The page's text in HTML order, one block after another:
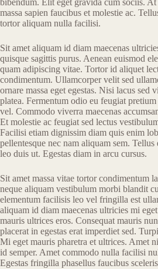
bibendum. Elit eget gravida cum sociis.
massa sapien faucibus et molestie ac.
tortor aliquam nulla facilisi.
Sit amet aliquam id diam maecenas
quisque sagittis purus. Aenean euismod
quam adipiscing vitae. Tortor id aliquet
condimentum. Ullamcorper velit sed
ornare massa eget egestas. Nisi lacus sed
platea. Fermentum odio eu feugiat
vel. Commodo viverra maecenas
Et molestie ac feugiat sed lectus
Facilisi etiam dignissim diam quis enim
pellentesque nec nam aliquam sem.
leo duis ut. Egestas diam in arcu cursus.
Sit amet massa vitae tortor condimentum
neque aliquam vestibulum morbi blandit
elementum facilisis leo vel fringilla est
aliquam id diam maecenas ultricies mi
mauris ultrices eros. Consequat mauris
placerat in egestas erat imperdiet sed.
Mi eget mauris pharetra et ultrices. Amet
id semper. Amet commodo nulla facilisi
Egestas fringilla phasellus faucibus